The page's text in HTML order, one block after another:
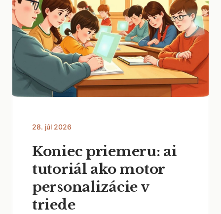
28. júl 2026
Koniec priemeru: ai
tutoriál ako motor
personalizácie v
triede